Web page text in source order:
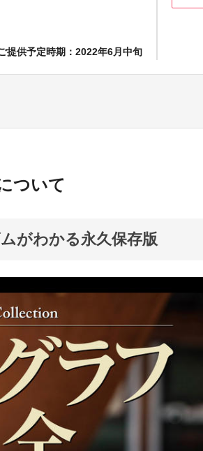
提供予定時期：2022年6月中旬
ついて
がわかる永久保存版